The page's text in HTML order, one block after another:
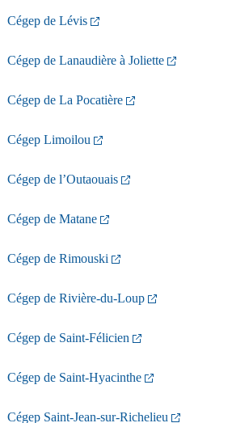
Cégep de Lévis
Cégep de Lanaudière à Joliette
Cégep de La Pocatière
Cégep Limoilou
Cégep de l’Outaouais
Cégep de Matane
Cégep de Rimouski
Cégep de Rivière-du-Loup
Cégep de Saint-Félicien
Cégep de Saint-Hyacinthe
Cégep Saint-Jean-sur-Richelieu